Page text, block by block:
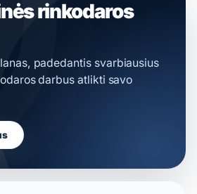
rinkodaros
padedantis svarbiausius
darbus atlikti savo